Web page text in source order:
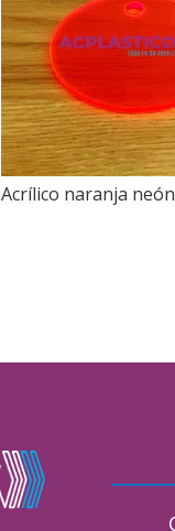
Acrílico naranja